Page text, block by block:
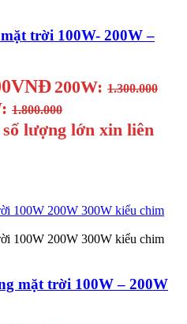
trời 100W- 200W –
200W: 1.300.000
1.800.000
lượng lớn xin liên
mặt trời 100W – 200W